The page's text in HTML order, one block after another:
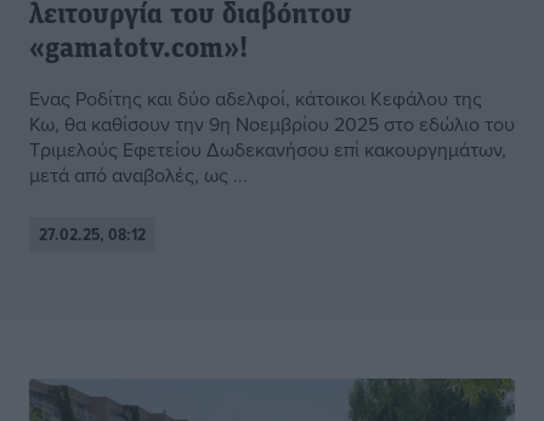
λειτουργία του διαβόητου
«gamatotv.com»!
Ενας Ροδίτης και δύο αδελφοί, κάτοικοι Κεφάλου της
Κω, θα καθίσουν την 9η Νοεμβρίου 2025 στο εδώλιο του
Τριμελούς Εφετείου Δωδεκανήσου επί κακουργημάτων,
μετά από αναβολές, ως ...
27.02.25, 08:12